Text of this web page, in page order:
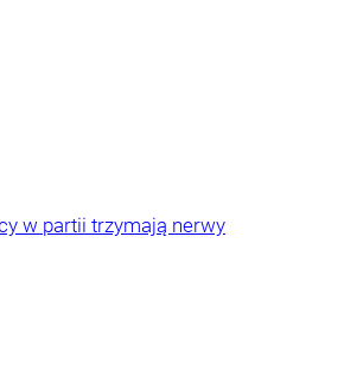
w partii trzymają nerwy